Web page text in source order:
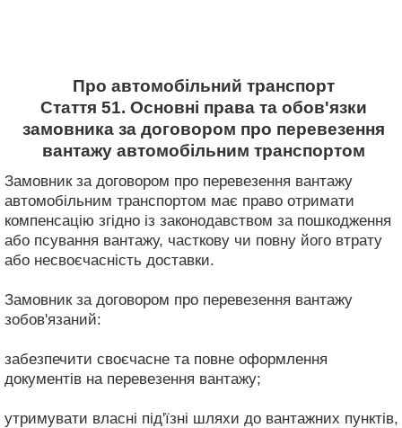
Про автомобільний транспорт
Стаття 51. Основні права та обов'язки
замовника за договором про перевезення
вантажу автомобільним транспортом
Замовник за договором про перевезення вантажу
автомобільним транспортом має право отримати
компенсацію згідно із законодавством за пошкодження
або псування вантажу, часткову чи повну його втрату
або несвоєчасність доставки.
Замовник за договором про перевезення вантажу
зобов'язаний:
забезпечити своєчасне та повне оформлення
документів на перевезення вантажу;
утримувати власні під'їзні шляхи до вантажних пунктів,